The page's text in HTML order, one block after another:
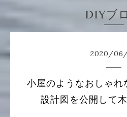
DIYブ
2020/06
小屋のようなおしゃれ
設計図を公開して